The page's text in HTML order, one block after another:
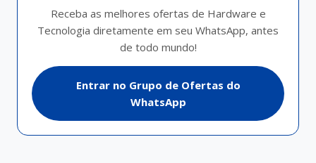
Receba as melhores ofertas de Hardware e
Tecnologia diretamente em seu WhatsApp, antes
de todo mundo!
Entrar no Grupo de Ofertas do
WhatsApp